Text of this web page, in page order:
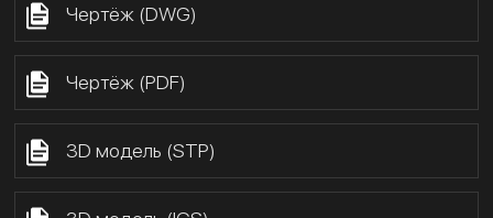
Чертёж (DWG)
Чертёж (PDF)
3D модель (STP)